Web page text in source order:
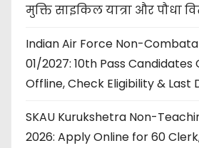
मुक्ति साइकिल यात्रा और पौधा
Indian Air Force Non-
01/2027: 10th Pass Candidates
Offline, Check Eligibility & Last
SKAU Kurukshetra Non-
2026: Apply Online for 60